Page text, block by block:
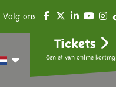
Volg ons:
Tickets
Geniet van online korting.